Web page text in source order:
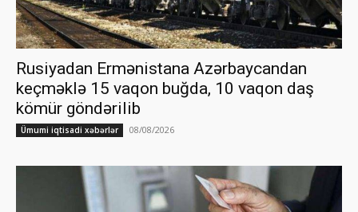
Rusiyadan Ermənistana Azərbaycandan
keçməklə 15 vaqon buğda, 10 vaqon daş
kömür göndərilib
Ümumi iqtisadi xəbərlər 08/08/2026